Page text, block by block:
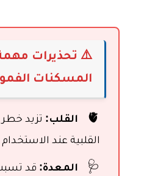
⚠️ تحذيرات
المسكنات
🫀 القلب: تزيد
القلبية عند
🩺 المعدة: قد